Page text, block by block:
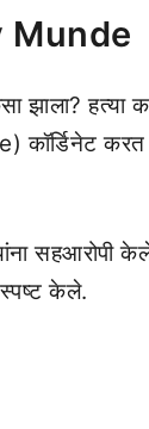
Munde
झाला?
करत
सहआरोपी
केले.